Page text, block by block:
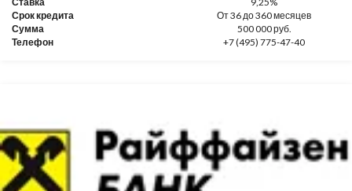
Срок кредита
От 36 до 360 месяцев
Сумма
500 000 руб.
Телефон
+7 (495) 775-47-40